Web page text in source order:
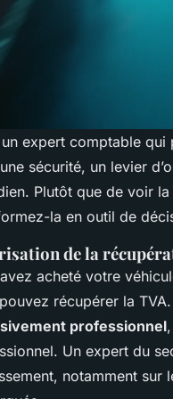
expert comptable qui
une sécurité, un levier
Plutôt que de voir
la en outil de
de la
acheté votre
récupérer la
professionnel
Un expert du
notamment sur